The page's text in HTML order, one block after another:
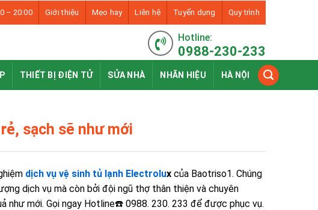
– 20:00 Giới thiệu Mẹo hay Liên hệ Tuyển dụng Quy trình
Hotline:
0988-230-233
THIẾT BỊ ĐIỆN TỬ SỬA NHÀ NHÃN HIỆU HÀ NỘI
sạch sẽ như mới
dịch vụ vệ sinh tủ lạnh Electroluxcủa Baotriso1. Chúng
dịch vụ mà còn bởi đội ngũ thợ thân thiện và chuyên
như mới. Gọi ngay Hotline☎️ 0988. 230. 233 để được phục vụ.